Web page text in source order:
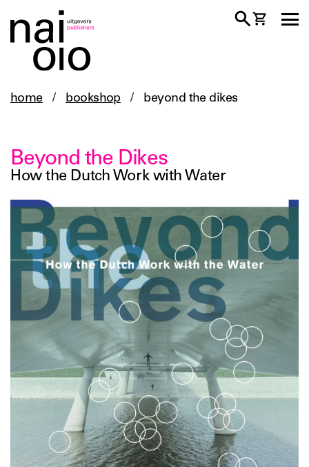
home / bookshop / beyond the dikes
Beyond the Dikes
How the Dutch Work with Water